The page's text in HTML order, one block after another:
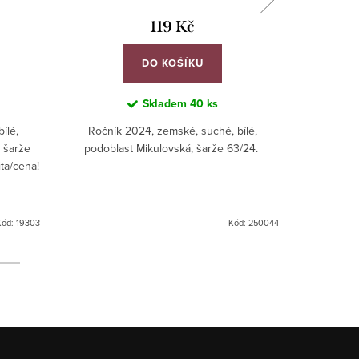
šarže
cena!
19303
119 Kč
DO KOŠÍKU
Skladem 40 ks
Ročník 2024, zemské, suché, bílé,
podoblast Mikulovská, šarže 63/24.
Kód: 250044